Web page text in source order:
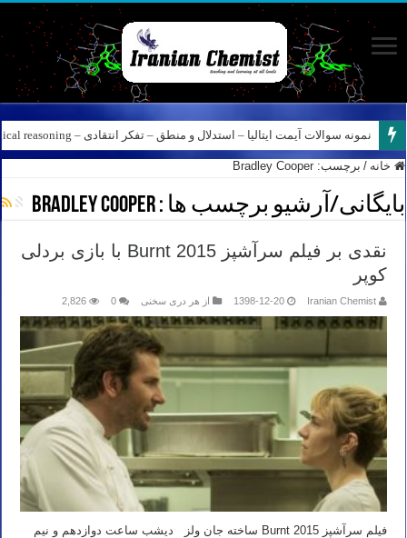
نمونه سوالات آیمت ایتالیا – استدلال و منطق – تفکر انتقادی – Logical reasoning – پارت ۸
خانه / برچسب: Bradley Cooper
بایگانی/آرشیو برچسب ها :Bradley Cooper
نقدی بر فیلم سرآشپز Burnt 2015 با بازی بردلی
کوپر
Iranian Chemist
1398-12-20 از هر دری سخنی 0
2,826
فیلم سرآشپز Burnt 2015 ساخته جان ولز دیشب ساعت دوازدهم و نیم